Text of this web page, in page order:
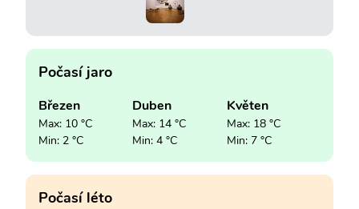
Počasí jaro
Březen
Max: 10 °C
Min: 2 °C
Duben
Max: 14 °C
Min: 4 °C
Květen
Max: 18 °C
Min: 7 °C
Počasí léto